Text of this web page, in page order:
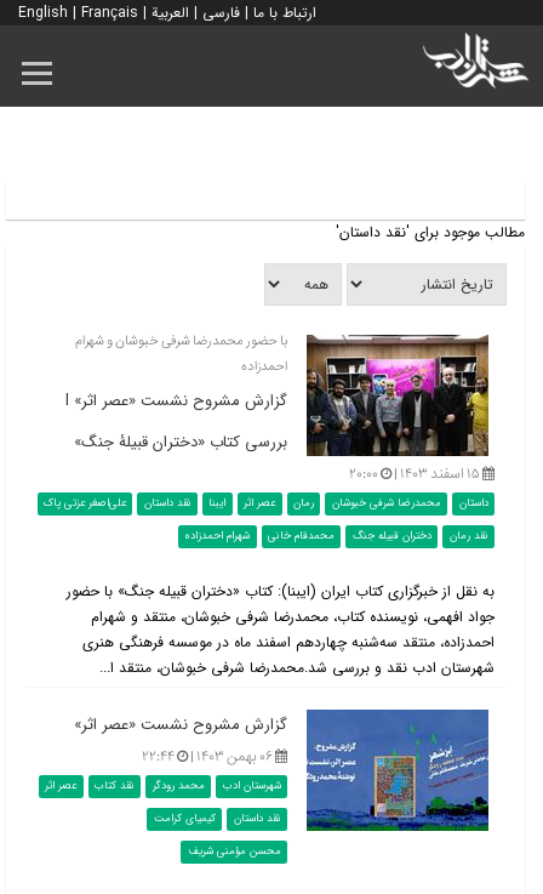
ارتباط با ما | فارسی | العربية |
English | Français
مطالب موجود برای 'نقد داستان'
با حضور محمدرضا شرفی خبوشان و شهرام
احمدزاده
گزارش مشروح نشست «عصر اثر» l
بررسی کتاب «دختران قبیلۀ جنگ»
۱۵ اسفند ۱۴۰۳ | ۲۰:۰۰
داستان محمدرضا شرفی خبوشان رمان عصر اثر ایبنا نقد داستان
علی‌اصغر عزتی پاک
نقد رمان
دختران قبیله جنگ محمدقام خانی شهرام احمدزاده
به نقل از خبرگزاری کتاب ایران (ایبنا): کتاب «دختران قبیله جنگ» با حضور
جواد افهمی، نویسنده کتاب، محمدرضا شرفی خبوشان، منتقد و شهرام
احمدزاده، منتقد سه‌شنبه چهاردهم اسفند ماه در موسسه فرهنگی هنری
شهرستان ادب نقد و بررسی شد.محمدرضا شرفی خبوشان، منتقد ا...
گزارش مشروح نشست «عصر اثر»
۰۶ بهمن ۱۴۰۳ | ۲۲:۴۴
شهرستان ادب محمد رودگر نقد کتاب
عصر اثر
نقد داستان
کیمیای کرامت
محسن مؤمنی شریف